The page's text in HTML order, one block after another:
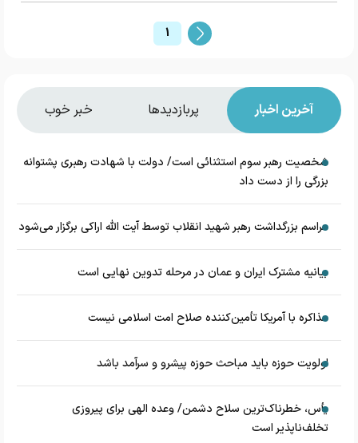
1
آخرین اخبار پربازدیدها خبر خوب
شخصیت رهبر سوم استثنائی است/ دولت با شهادت رهبری پشتوانه
بزرگی را از دست داد
مراسم بزرگداشت رهبر شهید انقلاب توسط آیت الله اراکی برگزار می‌شود
بیانیه مشترک ایران و عمان در مرحله تدوین نهایی است
مذاکره با آمریکا تأمین‌کننده صلاح امت اسلامی نیست
اولویت حوزه باید مباحث حوزه پیشرو و سرآمد باشد
یأس، خطرناک‌ترین سلاح دشمن/ وعده الهی برای پیروزی
تخلف‌ناپذیر است